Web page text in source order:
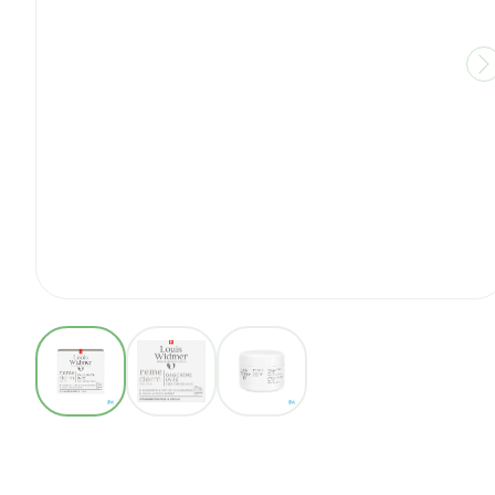
View larger imageView larger image